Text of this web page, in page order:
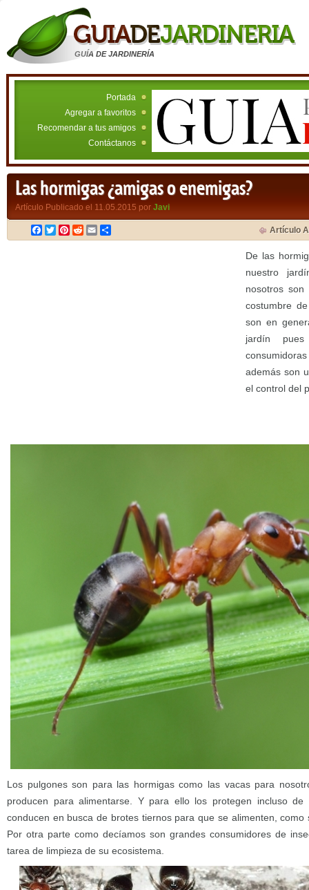
GUÍA DE JARDINERÍA
Portada
Agregar a favoritos
Recomendar a tus amigos
Contáctanos
Las hormigas ¿amigas o enemigas?
Artículo Publicado el 11.05.2015 por Javi
Facebook
TwitterPinterest
RedditEmail Artículo
De las
nuestro
nosotros
costumbre
son en
jardín
además son
el control del
Los pulgones son para las hormigas como las vacas para
producen para alimentarse. Y para ello los protegen incluso
conducen en busca de brotes tiernos para que se alimenten,
Por otra parte como decíamos son grandes consumidores de
tarea de limpieza de su ecosistema.